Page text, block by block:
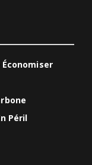
Péril